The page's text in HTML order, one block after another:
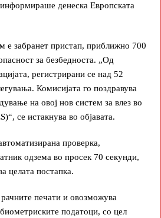
информираше денеска Европската
е забранет пристап, приближно 700
за безбедноста. „Од
регистрирани се над 52
Комисијата го поздравува
на овој нов систем за влез во
се истакнува во објавата.
проверка,
одзема во просек 70 секунди,
целата постапка.
печати и овозможува
податоци, со цел